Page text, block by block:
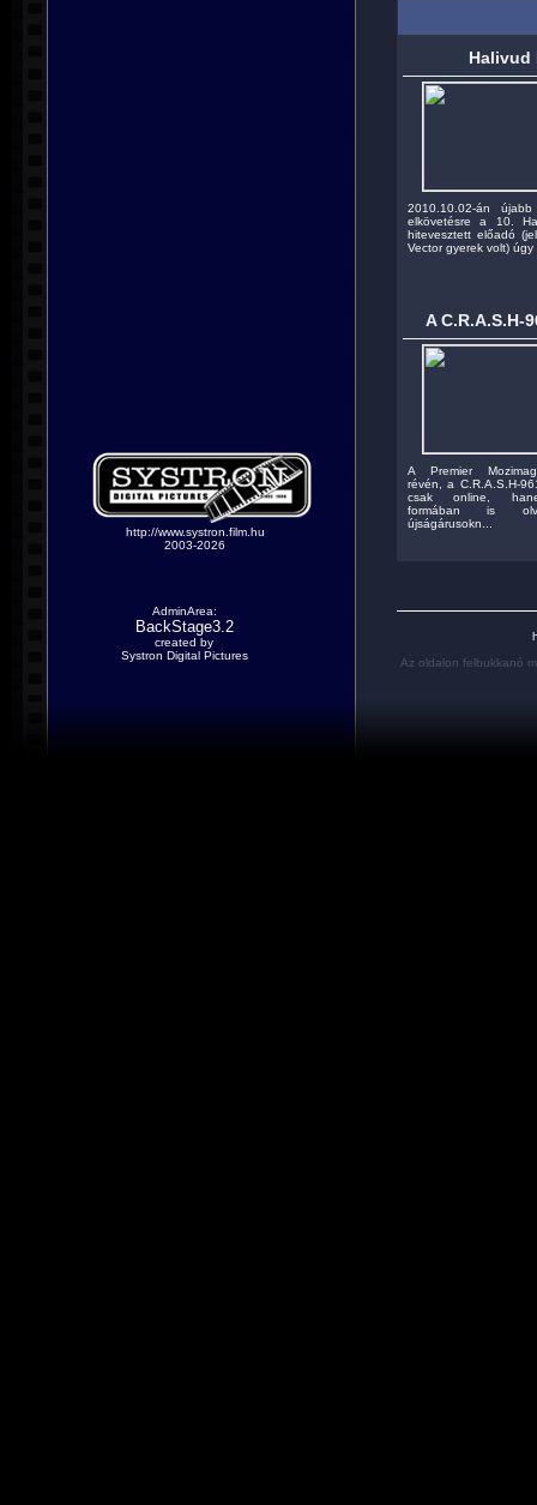
Halivud
2010.10.02-án
elkövetésre a 10.
hitevesztett előadó
Vector gyerek volt)
A C.R.A.S.H-
A Premier
révén, a C.R.A.S.H-
csak online,
formában is
újságárusokn...
Az oldalon felbukkanó
http://www.systron.film.hu
2003-2026
AdminArea:
BackStage3.2
created by
Systron Digital Pictures